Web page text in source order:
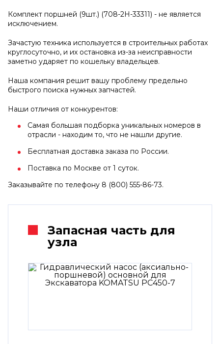
Комплект поршней (9шт.) (708-2H-33311) - не является
исключением.
Зачастую техника используется в строительных работах
круглосуточно, и их остановка из-за неисправности
заметно ударяет по кошельку владельцев.
Наша компания решит вашу проблему предельно
быстрого поиска нужных запчастей.
Наши отличия от конкурентов:
Самая большая подборка уникальных номеров в
отрасли - находим то, что не нашли другие.
Бесплатная доставка заказа по России.
Поставка по Москве от 1 суток.
Заказывайте по телефону 8 (800) 555-86-73.
Запасная часть для
узла